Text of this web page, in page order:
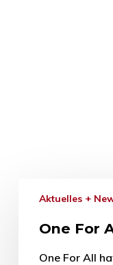
Aktuelles +
One For
One For All